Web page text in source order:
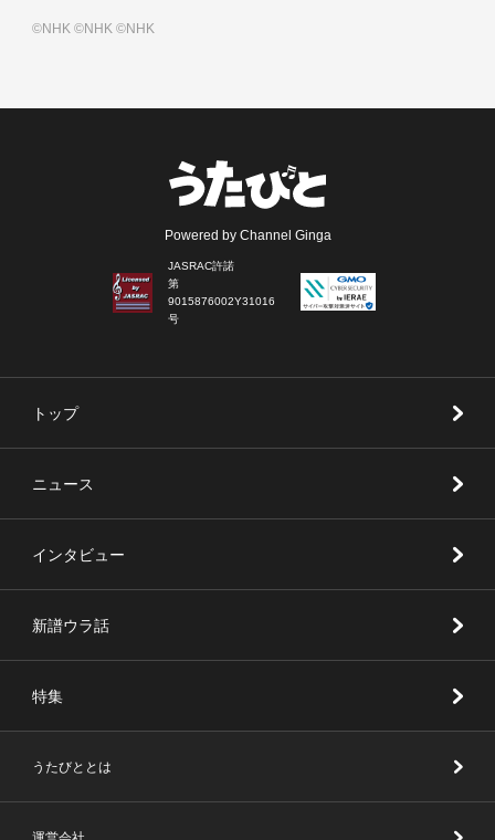
©NHK©NHK©NHK
Powered by Channel Ginga
JASRAC許諾
第
9015876002Y31016
号
トップ
ニュース
インタビュー
新譜ウラ話
特集
うたびととは